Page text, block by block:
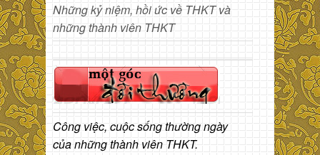
Những kỷ niệm, hồi ức về THKT và
những thành viên THKT
Công việc, cuộc sống thường ngày
của những thành viên THKT.